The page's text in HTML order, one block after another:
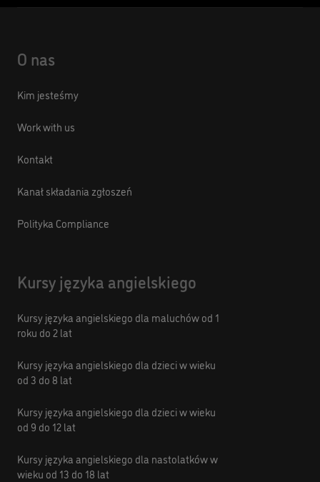
O nas
Kim jesteśmy
Work with us
Kontakt
Kanał składania zgłoszeń
Polityka Compliance
Kursy języka angielskiego
Kursy języka angielskiego dla maluchów od 1
roku do 2 lat
Kursy języka angielskiego dla dzieci w wieku
od 3 do 8 lat
Kursy języka angielskiego dla dzieci w wieku
od 9 do 12 lat
Kursy języka angielskiego dla nastolatków w
wieku od 13 do 18 lat